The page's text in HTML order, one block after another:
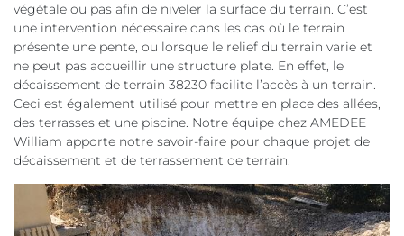
végétale ou pas afin de niveler la surface du terrain. C’est
une intervention nécessaire dans les cas où le terrain
présente une pente, ou lorsque le relief du terrain varie et
ne peut pas accueillir une structure plate. En effet, le
décaissement de terrain 38230 facilite l’accès à un terrain.
Ceci est également utilisé pour mettre en place des allées,
des terrasses et une piscine. Notre équipe chez AMEDEE
William apporte notre savoir-faire pour chaque projet de
décaissement et de terrassement de terrain.